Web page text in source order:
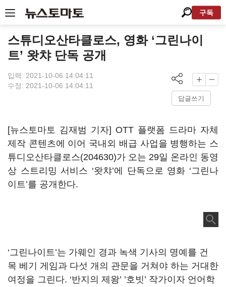
구독
스튜디오산타클로스, 영화 ‘그린나이
트’ 왓챠 단독 공개
입력: 2021-10-06 14:04:11
수정: 2021-10-06 14:04:11
답글쓰기
[뉴스토마토 김재범 기자] OTT 플랫폼 드라마 자체
제작 콘텐츠에 이어 국내외 배급 사업을 병행하는 스
튜디오산타클로스(204630)가 오는 29일 온라인 동영
상 스트리밍 서비스 ‘왓챠’에 단독으로 영화 ‘그린나
이트’를 공개한다.
‘그린나이트’는 가웨인 경과 녹색 기사의 명예를 건
목 베기 게임과 다섯 개의 관문을 거쳐야 하는 거대한
여정을 그린다. ‘반지의 제왕’ ’호빗’ 작가이자 언어학